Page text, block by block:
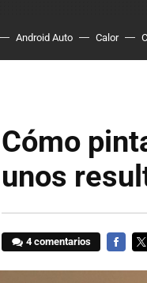
Android Auto Calor
Cómo
unos
4 comentarios